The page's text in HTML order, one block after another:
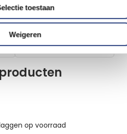
toestaan
Weigeren
Vanaf1,57
Excl. BTW
Voor 16:00 besteld, dezelfde
In winkelmand
op voorraad